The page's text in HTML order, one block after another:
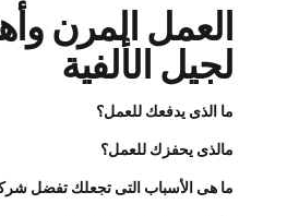
العمل المرن
لجيل الألفية
ما الذى يدفعك للعمل؟
مالذى يحفزك للعمل؟
ما هى الأسباب التى تجعلك تفضل